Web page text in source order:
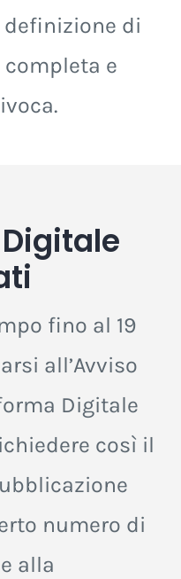
di
e
fino al 19
all’Avviso
Digitale
così il
numero di
alla